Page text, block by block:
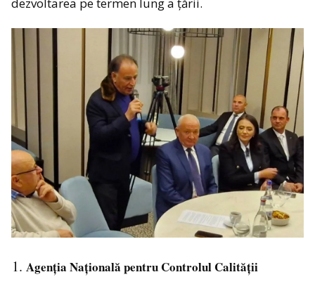
dezvoltarea pe termen lung a țării.
Agenția Națională pentru Controlul Calității